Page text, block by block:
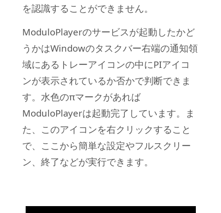
を認識することができません。
ModuloPlayerのサービスが起動したかど
うかはWindowのタスクバー右端の通知領
域にあるトレーアイコンの中にPIアイコ
ンが表示されているか否かで判断できま
す。水色のπマークがあれば
ModuloPlayerは起動完了しています。ま
た、このアイコンを右クリックすること
で、ここから簡単な設定やフルスクリー
ン、終了などが実行できます。